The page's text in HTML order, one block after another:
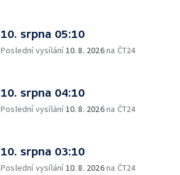
10. srpna 05:10
Poslední vysílání10. 8. 2026na ČT24
10. srpna 04:10
Poslední vysílání10. 8. 2026na ČT24
10. srpna 03:10
Poslední vysílání10. 8. 2026na ČT24